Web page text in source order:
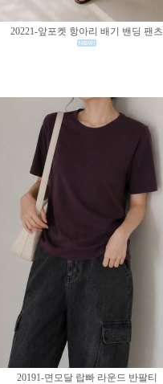
20221-앞포켓 항아리 배기 밴딩 팬츠
20191-면모달 랍빠 라운드 반팔티